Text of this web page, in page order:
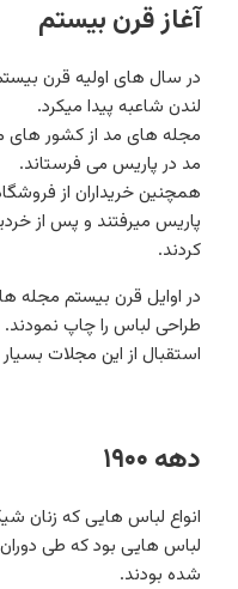
آغاز قرن بیستم
در سال های اولیه قرن
لندن شاعبه پیدا میکرد.
مجله های مد از کشور های
مد در پاریس می فرستاند.
همچنین خریداران از
پاریس میرفتند و پس از
کردند.
در اوایل قرن بیستم مجله
طراحی لباس را چاپ نمودند.
استقبال از این مجلات
دهه ۱۹۰۰
انواع لباس هایی که زنان
شده بودند.